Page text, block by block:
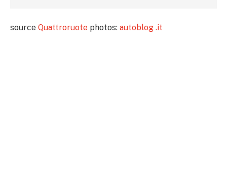
source Quattroruote photos: autoblog .it